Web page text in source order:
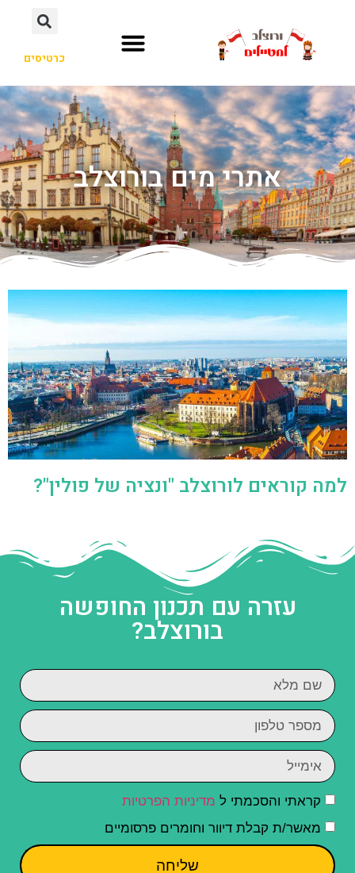
כרטיסים
אתרי מים בורוצלב
למה קוראים לורוצלב "ונציה של פולין"?
עזרה עם תכנון החופשה
בורוצלב?
קראתי והסכמתי ל מדיניות הפרטיות
מאשר/ת קבלת דיוור וחומרים פרסומיים
שליחה